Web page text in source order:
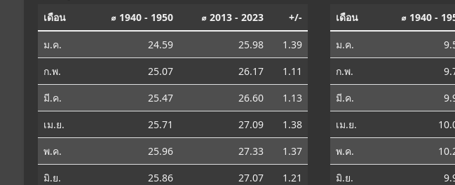
เดือน ⌀ 1940 - 1950 ⌀ 2013 - 2023 +/-
ม.ค. 24.59 25.98
1.39
ก.พ.
25.07 26.17
1.11
มี.ค.
25.47 26.60
1.13
เม.ย.
25.71 27.09
1.38
พ.ค.
25.96 27.33
1.37
มิ.ย.
25.86 27.07
1.21
เดือน ⌀ 1940 -
ม.ค.
ก.พ.
มี.ค.
เม.ย.
พ.ค.
มิ.ย.